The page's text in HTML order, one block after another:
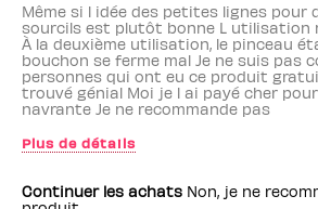
Même si l idée des petites lignes pour
sourcils est plutôt bonne L utilisation
À la deuxième utilisation, le pinceau
bouchon se ferme mal Je ne suis pas
personnes qui ont eu ce produit
trouvé génial Moi je l ai payé cher
navrante Je ne recommande pas
Plus de détails
Continuer les achats Non, je ne